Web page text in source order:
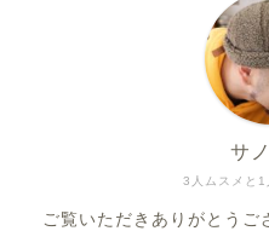
3人ムスメと1
サ
ご覧いただきありがとうご